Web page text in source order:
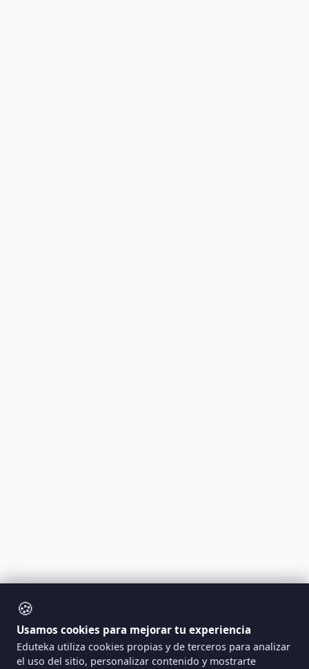
🍪
Usamos cookies para mejorar tu experiencia
Eduteka utiliza cookies propias y de terceros para analizar
el uso del sitio, personalizar contenido y mostrarte